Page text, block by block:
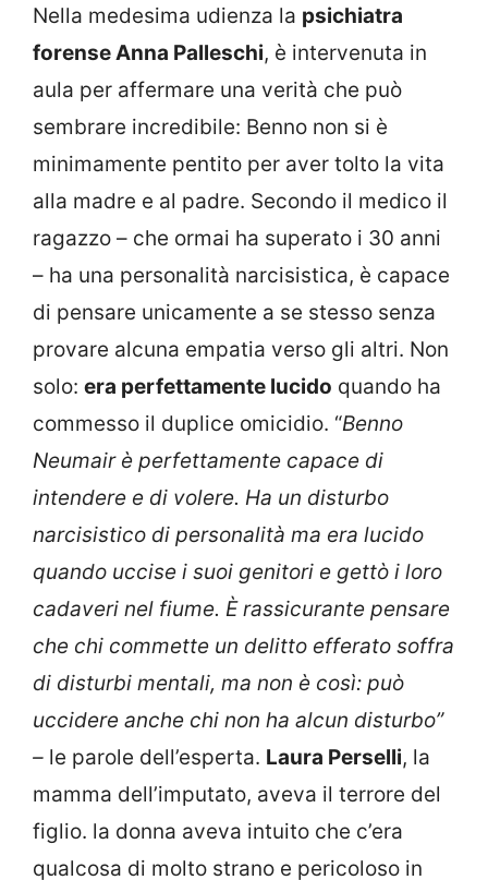
Nella medesima udienza la psichiatra
forense Anna Palleschi, è intervenuta in
aula per affermare una verità che può
sembrare incredibile: Benno non si è
minimamente pentito per aver tolto la vita
alla madre e al padre. Secondo il medico il
ragazzo – che ormai ha superato i 30 anni
– ha una personalità narcisistica, è capace
di pensare unicamente a se stesso senza
provare alcuna empatia verso gli altri. Non
solo: era perfettamente lucido quando ha
commesso il duplice omicidio. “Benno
Neumair è perfettamente capace di
intendere e di volere. Ha un disturbo
narcisistico di personalità ma era lucido
quando uccise i suoi genitori e gettò i loro
cadaveri nel fiume. È rassicurante pensare
che chi commette un delitto efferato soffra
di disturbi mentali, ma non è così: può
uccidere anche chi non ha alcun disturbo”
– le parole dell’esperta. Laura Perselli, la
mamma dell’imputato, aveva il terrore del
figlio. la donna aveva intuito che c’era
qualcosa di molto strano e pericoloso in